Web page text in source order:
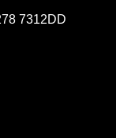
7312DD